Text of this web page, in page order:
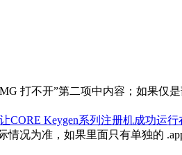
打不开”第二项中内容；如果仅
让CORE Keygen系列注册机成功运行
况为准，如果里面只有单独的